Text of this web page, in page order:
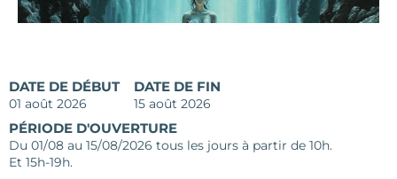
DATE DE DÉBUT
01 août 2026
DATE DE FIN
15 août 2026
PÉRIODE D'OUVERTURE
Du 01/08 au 15/08/2026 tous les jours à partir de 10h.
Et 15h-19h.